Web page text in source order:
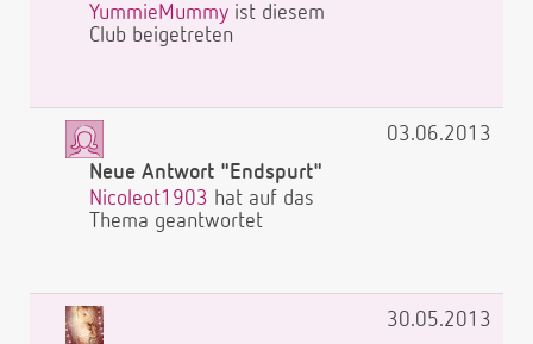
YummieMummy ist diesem
Club beigetreten
Neue Antwort "Endspurt"
Nicoleot1903 hat auf das
Thema geantwortet
03.06.2013
30.05.2013